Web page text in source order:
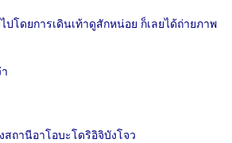
โดยการเดินเท้าดูสักหน่อย ก็เลยได้ถ่ายภาพ
สถานีอาโอบะโดริอิจิบังโจว